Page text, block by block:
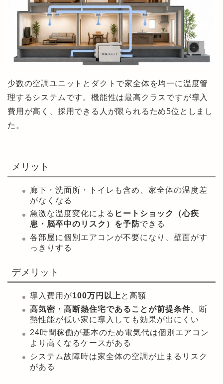
少数の空調ユニットとダクトで家全体を均一に温度管
理するシステムです。機能性は最高クラスですが導入
費用が高く、採用できる人が限られるため5位としまし
た。
メリット
廊下・洗面所・トイレも含め、家全体の温度差
がなくなる
急激な温度変化による ヒートショック（心疾
患・脳卒中のリスク）を予防できる
各部屋に個別エアコンが不要になり、壁面がす
っきりする
デメリット
導入費用が100万円以上 と高額
高気密・高断熱住宅であることが前提条件。断
熱性能が低い家に導入しても効果が出にくい
24時間稼働が基本のため電気代は個別エアコン
より高くなるケースがある
システム故障時は家全体の空調が止まるリスク
がある